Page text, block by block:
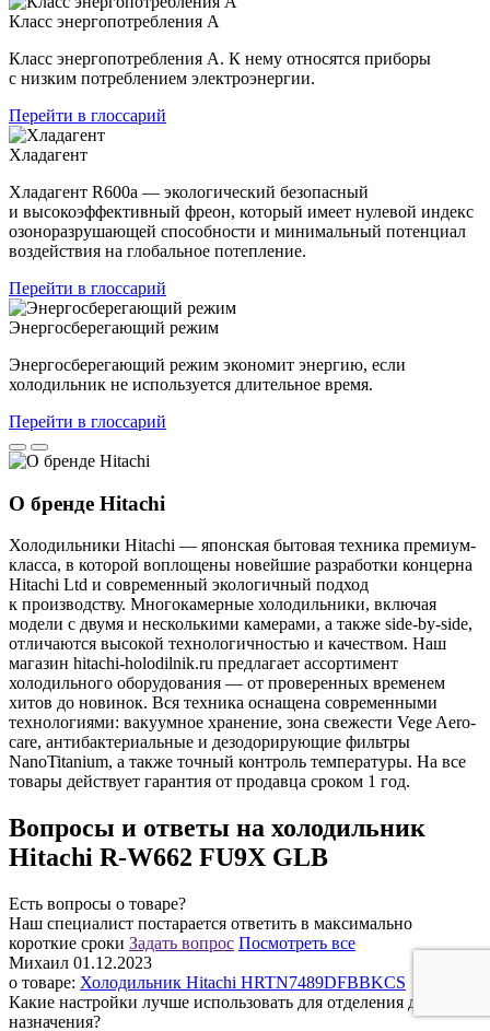
Класс энергопотребления А
Класс энергопотребления А. К нему относятся приборы
с низким потреблением электроэнергии.
Перейти в глоссарий
Хладагент
Хладагент R600a — экологический безопасный
и высокоэффективный фреон, который имеет нулевой индекс
озоноразрушающей способности и минимальный потенциал
воздействия на глобальное потепление.
Перейти в глоссарий
Энергосберегающий режим
Энергосберегающий режим экономит энергию, если
холодильник не используется длительное время.
Перейти в глоссарий
О бренде Hitachi
Холодильники Hitachi — японская бытовая техника премиум-
класса, в которой воплощены новейшие разработки концерна
Hitachi Ltd и современный экологичный подход
к производству. Многокамерные холодильники, включая
модели с двумя и несколькими камерами, а также side-by-side,
отличаются высокой технологичностью и качеством. Наш
магазин hitachi-holodilnik.ru предлагает ассортимент
холодильного оборудования — от проверенных временем
хитов до новинок. Вся техника оснащена современными
технологиями: вакуумное хранение, зона свежести Vege Aero-
care, антибактериальные и дезодорирующие фильтры
NanoTitanium, а также точный контроль температуры. На все
товары действует гарантия от продавца сроком 1 год.
Вопросы и ответы на холодильник
Hitachi R-W662 FU9X GLB
Есть вопросы о товаре?
Наш специалист постарается ответить в максимально
короткие сроки Задать вопрос Поcмотреть все
Михаил 01.12.2023
о товаре: Холодильник Hitachi HRTN7489DFBBKCS
Какие настройки лучше использовать для отделения двойного
назначения?